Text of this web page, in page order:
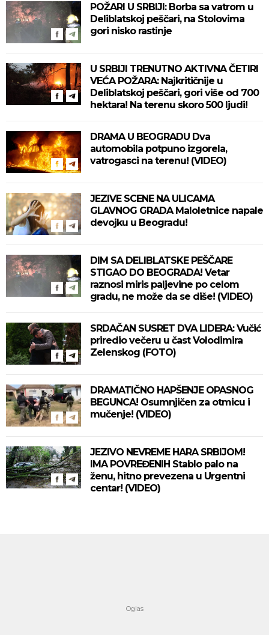
POŽARI U SRBIJI: Borba sa vatrom u
Deliblatskoj peščari, na Stolovima
gori nisko rastinje
U SRBIJI TRENUTNO AKTIVNA ČETIRI
VEĆA POŽARA: Najkritičnije u
Deliblatskoj peščari, gori više od 700
hektara! Na terenu skoro 500 ljudi!
DRAMA U BEOGRADU Dva
automobila potpuno izgorela,
vatrogasci na terenu! (VIDEO)
JEZIVE SCENE NA ULICAMA
GLAVNOG GRADA Maloletnice napale
devojku u Beogradu!
DIM SA DELIBLATSKE PEŠČARE
STIGAO DO BEOGRADA! Vetar
raznosi miris paljevine po celom
gradu, ne može da se diše! (VIDEO)
SRDAČAN SUSRET DVA LIDERA: Vučić
priredio večeru u čast Volodimira
Zelenskog (FOTO)
DRAMATIČNO HAPŠENJE OPASNOG
BEGUNCA! Osumnjičen za otmicu i
mučenje! (VIDEO)
JEZIVO NEVREME HARA SRBIJOM!
IMA POVREĐENIH Stablo palo na
ženu, hitno prevezena u Urgentni
centar! (VIDEO)